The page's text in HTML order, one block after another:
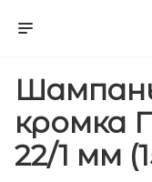
кромка
22/1 мм